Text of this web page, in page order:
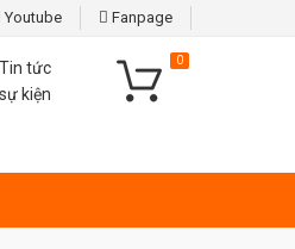
Youtube Fanpage
0
Tin tức
sự kiện